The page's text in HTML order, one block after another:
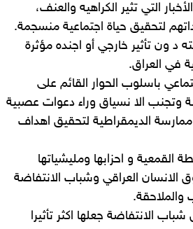
التي تثير الكراهيه والعنف،
لتحقيق حياة اجتماعية منسجمة.
د ون تأثير خارجي أو اجنده مؤثرة
في العراق.
باسلوب الحوار القائم على
وتجنب الا نسياق وراء دعوات عصبية
ممارسة الديمقراطية لتحقيق اهداف
القمعية و احزابها ومليشياتها
الانسان العراقي وشباب الانتفاضة
والملاحقة.
الانتفاضة جعلها اكثر تأثيرا